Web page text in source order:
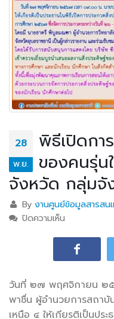
28
พ.ย.
พิธีเปิดกา
ของคนรุ่น
จังหวัด กลุ่มจั
Byงานศูนย์ข้อมูลสารสน
ปิดความเห็น
วันที่ ๒๗ พฤศจิกายน ๒๕
พาชื่น ผู้อำนวยการสถาบั
เหนือ ๔ ให้เกียรติเป็นประ